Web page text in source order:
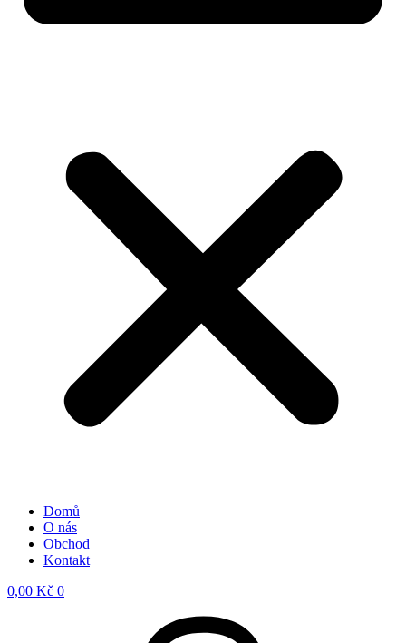
Domů
O nás
Obchod
Kontakt
0,00 Kč 0